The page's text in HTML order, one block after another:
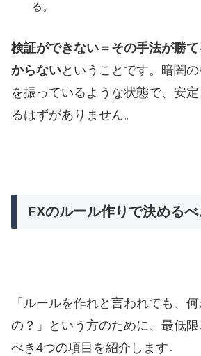
る。
検証ができない＝その手法が勝
からないということです。暗闇
を振っているような状態で、安
るはずがありません。
FXのルール作りで決めるべ
「ルールを作れと言われても、
の？」という方のために、最低
べき4つの項目を紹介します。